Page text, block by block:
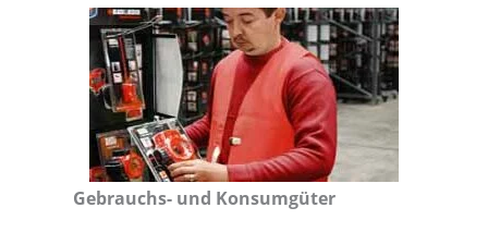
Gebrauchs- und Konsumgüter